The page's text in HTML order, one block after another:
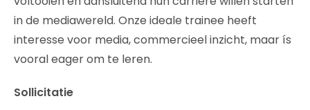
in de mediawereld. Onze ideale trainee heeft
interesse voor media, commercieel inzicht, maar ís
vooral eager om te leren.
Sollicitatie